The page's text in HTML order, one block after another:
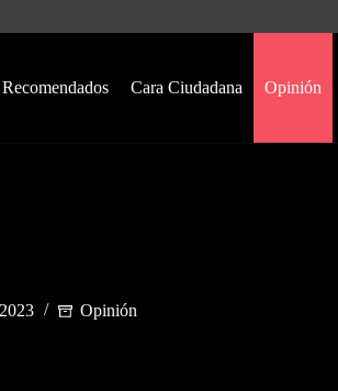
Recomendados Cara Ciudadana Opinión
Opinión